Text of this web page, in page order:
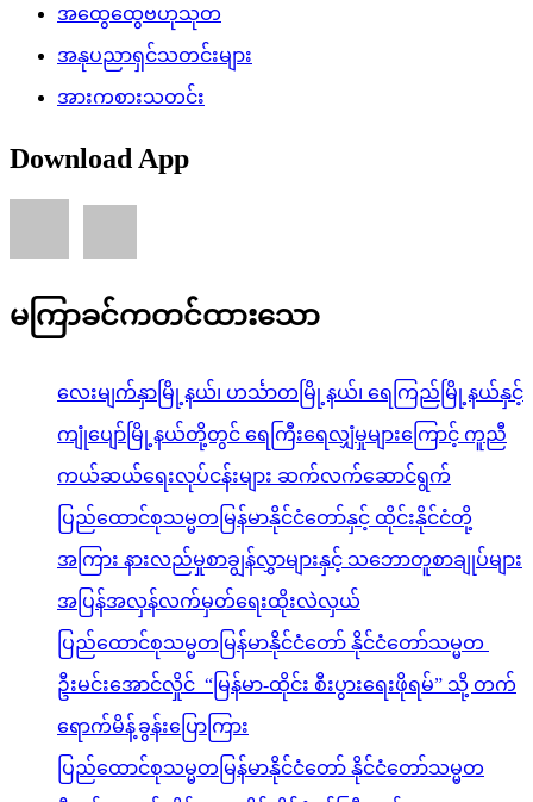
အထွေထွေဗဟုသုတ
အနုပညာရှင်သတင်းများ
အားကစားသတင်း
Download App
မကြာခင်ကတင်ထားသော
လေးမျက်နှာမြို့နယ်၊ ဟင်္သာတမြို့နယ်၊ ရေကြည်မြို့နယ်နှင့်
ကျုံပျော်မြို့နယ်တို့တွင် ရေကြီးရေလျှံမှုများကြောင့် ကူညီ
ကယ်ဆယ်ရေးလုပ်ငန်းများ ဆက်လက်ဆောင်ရွက်
ပြည်ထောင်စုသမ္မတမြန်မာနိုင်ငံတော်နှင့် ထိုင်းနိုင်ငံတို့
အကြား နားလည်မှုစာချွန်လွှာများနှင့် သဘောတူစာချုပ်များ
အပြန်အလှန်လက်မှတ်ရေးထိုးလဲလှယ်
ပြည်ထောင်စုသမ္မတမြန်မာနိုင်ငံတော် နိုင်ငံတော်သမ္မတ
ဦးမင်းအောင်လှိုင် “မြန်မာ-ထိုင်း စီးပွားရေးဖိုရမ်” သို့ တက်
ရောက်မိန့်ခွန်းပြောကြား
ပြည်ထောင်စုသမ္မတမြန်မာနိုင်ငံတော် နိုင်ငံတော်သမ္မတ